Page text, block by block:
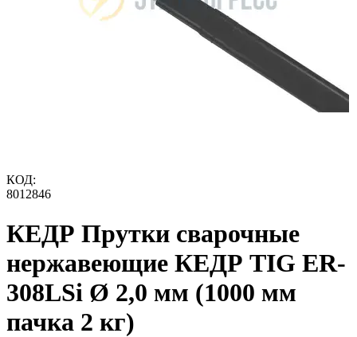
КОД:
8012846
КЕДР Прутки сварочные
нержавеющие КЕДР TIG ER-
308LSi Ø 2,0 мм (1000 мм
пачка 2 кг)